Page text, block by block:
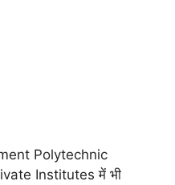
Polytechnic
Institutes में भी